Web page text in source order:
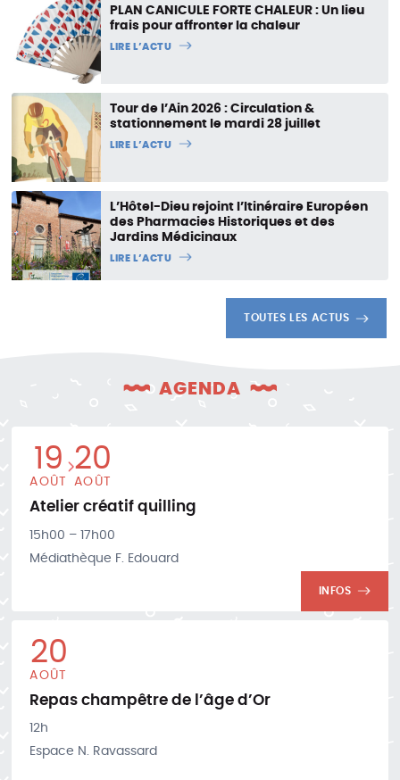
PLAN CANICULE FORTE CHALEUR : Un lieu
frais pour affronter la chaleur
LIRE L’ACTU
Tour de l’Ain 2026 : Circulation &
stationnement le mardi 28 juillet
LIRE L’ACTU
L’Hôtel-Dieu rejoint l’Itinéraire Européen
des Pharmacies Historiques et des
Jardins Médicinaux
LIRE L’ACTU
TOUTES LES ACTUS
AGENDA
19
AOÛT
20
AOÛT
Atelier créatif quilling
15h00 – 17h00
Médiathèque F. Edouard
INFOS
20
AOÛT
Repas champêtre de l’âge d’Or
12h
Espace N. Ravassard